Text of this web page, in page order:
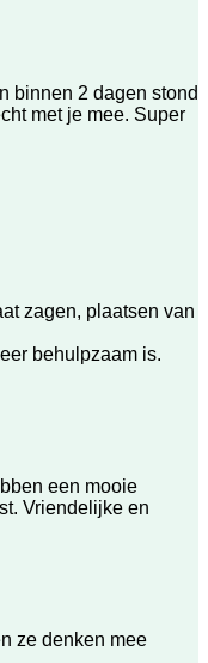
binnen 2 dagen stond
met je mee. Super
zagen, plaatsen van
behulpzaam is.
een mooie
Vriendelijke en
ze denken mee